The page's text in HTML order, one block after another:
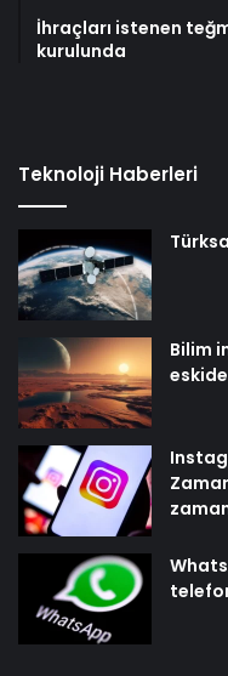
İhraçları istenen
kurulunda
Teknoloji Haberleri
Bilim